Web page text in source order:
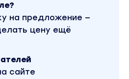
на предложение —
цену ещё
сайте